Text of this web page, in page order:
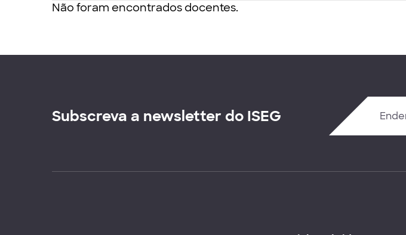
Não foram encontrados docentes.
Subscreva a newsletter do ISEG